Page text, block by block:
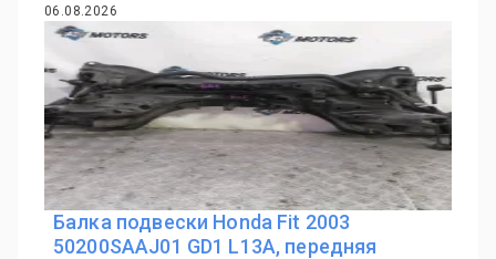
06.08.2026
Балка подвески Honda Fit 2003
50200SAAJ01 GD1 L13A, передняя